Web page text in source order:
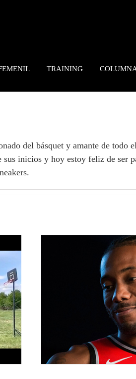
TRAINING
del básquet y amante de todo
sus inicios y hoy estoy feliz de ser